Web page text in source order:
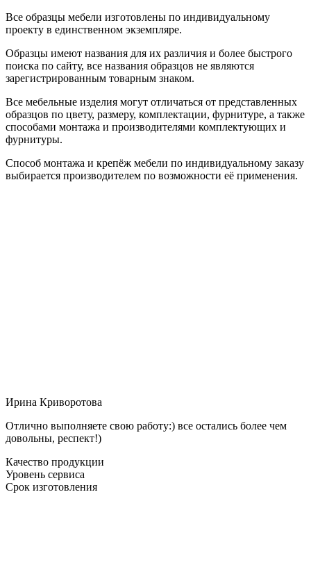
Все образцы мебели изготовлены по индивидуальному
проекту в единственном экземпляре.
Образцы имеют названия для их различия и более быстрого
поиска по сайту, все названия образцов не являются
зарегистрированным товарным знаком.
Все мебельные изделия могут отличаться от представленных
образцов по цвету, размеру, комплектации, фурнитуре, а также
способами монтажа и производителями комплектующих и
фурнитуры.
Способ монтажа и крепёж мебели по индивидуальному заказу
выбирается производителем по возможности её применения.
Ирина Криворотова
Отлично выполняете свою работу:) все остались более чем
довольны, респект!)
Качество продукции
Уровень сервиса
Срок изготовления